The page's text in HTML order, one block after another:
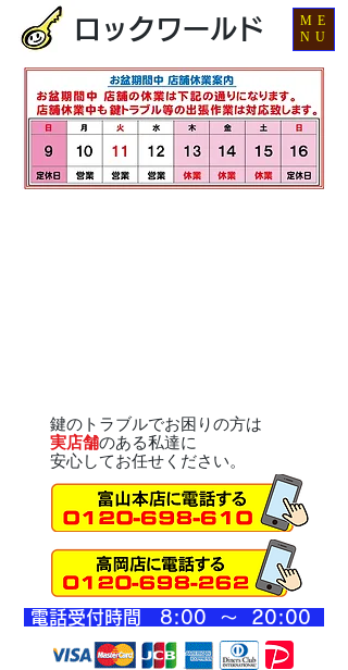
ロックワールド
鍵のトラブルでお困りの方は
実店舗のある私達に
安心してお任せください。
​電話受付時間 8:00 ～ 20:00
ME
NU